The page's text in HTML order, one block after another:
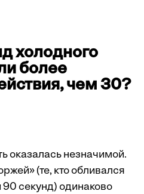
холодного
более
чем 30?
оказалась незначимой.
(те, кто обливался
секунд) одинаково